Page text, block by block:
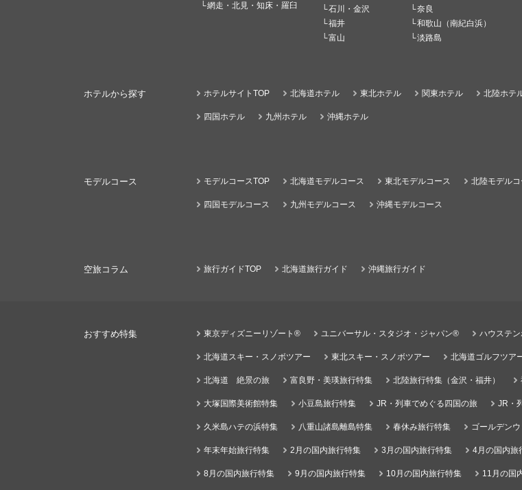
網走・北見・知床・羅臼
石川・金沢
福井
富山
奈良
和歌山（南紀白浜）
淡路島
ホテルから探す ホテルサイトTOP 北海道ホテル 東北ホテル 関東ホテル 北陸ホテ
四国ホテル 九州ホテル 沖縄ホテル
モデルコース モデルコースTOP 北海道モデルコース 東北モデルコース 北陸モデルコ
四国モデルコース 九州モデルコース 沖縄モデルコース
空旅コラム 旅行ガイドTOP 北海道旅行ガイド 沖縄旅行ガイド
おすすめ特集 東京ディズニーリゾート® ユニバーサル・スタジオ・ジャパン® ハウステン
北海道スキー・スノボツアー 東北スキー・スノボツアー 北海道ゴルフツア
北海道 絶景の旅 富良野・美瑛旅行特集 北陸旅行特集（金沢・福井）
大塚国際美術館特集 小豆島旅行特集 JR・列車でめぐる四国の旅 JR・
久米島ハテの浜特集 八重山諸島離島特集 春休み旅行特集 ゴールデン
年末年始旅行特集 2月の国内旅行特集 3月の国内旅行特集 4月の国内旅
8月の国内旅行特集 9月の国内旅行特集 10月の国内旅行特集 11月の国